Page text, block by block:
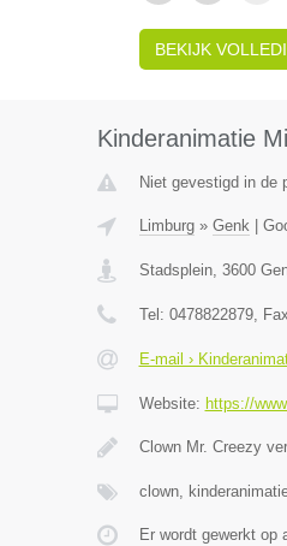
BEKIJK
Kinderanimatie
Niet gevestigd in de
Limburg» Genk|
Stadsplein, 3600
Tel: 0478822879,
E-mail ›
Website: https://
Clown Mr. Creezy
clown,
Er wordt gewerkt op